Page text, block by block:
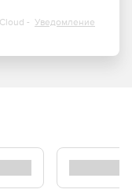
- Уведомление